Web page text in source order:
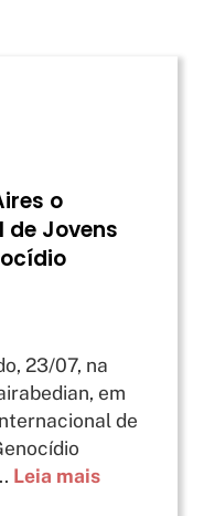
o
de Jovens
23/07, na
em
de
Leia mais